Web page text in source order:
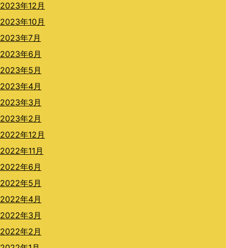
2023年12月
2023年10月
2023年7月
2023年6月
2023年5月
2023年4月
2023年3月
2023年2月
2022年12月
2022年11月
2022年6月
2022年5月
2022年4月
2022年3月
2022年2月